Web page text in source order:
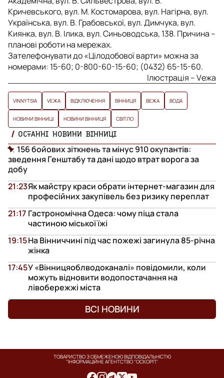
Кричевського, вул. М. Костомарова, вул. Нагірна, вул.
Українська, вул. В. Грабовської, вул. Димчука, вул.
Киянка, вул. В. Ілика, вул. Синьоводська, 138. Причина –
планові роботи на мережах.
Зателефонувати до «Цілодобової варти» можна за
номерами: 15-60; 0-800-60-15-60; (0432) 65-15-60.
Ілюстрація – Vежа
VINNYTSIA VЕЖА ВІДКЛЮЧЕННЯ ВІННИЦЯ ВЕЖА ВОДА
НОВИНИ ВІННИЦІ НОВИНИ ВІННИЦЯ СВІТЛО
ОСТАННІ НОВИНИ ВІННИЦІ
156 бойових зіткнень та мінус 910 окупантів:
зведення Генштабу та дані щодо втрат ворога за
добу
Як майстру краси обрати інтернет-магазин для
професійних закупівель без ризику переплат
21:23
Гастрономічна Одеса: чому піца стала
частиною міської їжі
21:17
На Вінниччині під час пожежі загинула 85-річна
жінка
19:15
У «Вінницяоблводоканалі» повідомили, коли
можуть відновити водопостачання на
лівобережжі міста
17:45
ВСІ НОВИНИ
ТОВАРИСТВО З ОБМЕЖЕНОЮ ВІДПОВІДАЛЬНІСТЮ
"ІНФОРМАЦІЙНЕ АГЕНТСТВО "ОСКОРП"